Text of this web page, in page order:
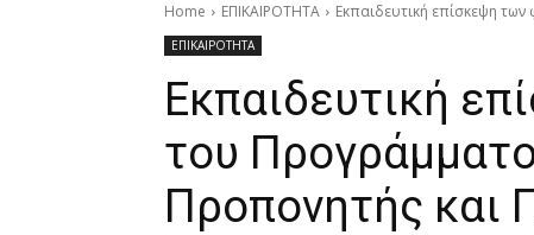
Home ΕΠΙΚΑΙΡΟΤΗΤΑ Εκπαιδευτική επίσκεψη
ΕΠΙΚΑΙΡΟΤΗΤΑ
Εκπαιδευτική
του
Προπονητής και